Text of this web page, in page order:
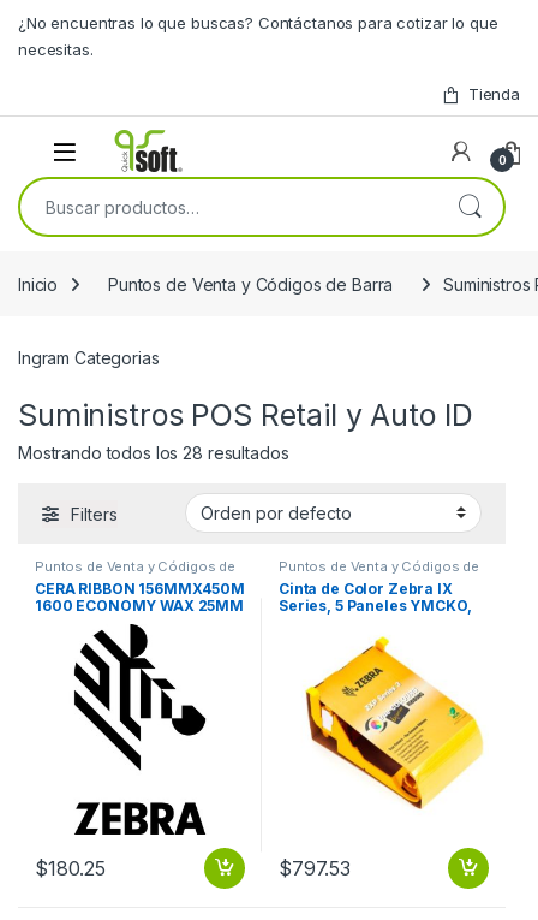
¿No encuentras lo que buscas? Contáctanos para cotizar lo que
necesitas.
Tienda
0
Buscar por:
Inicio Puntos de Venta y Códigos de Barra Suministros
Ingram Categorias
Suministros POS Retail y Auto ID
Mostrando todos los 28 resultados
Filters
Puntos de Venta y Códigos de
Barra, Suministros POS Retail y
Auto ID
CERA RIBBON 156MMX450M
1600 ECONOMY WAX 25MM
$180.25
Puntos de Venta y Códigos de
Barra Suministros POS Retail y
Auto ID
Cinta de Color Zebra IX
Series, 5 Paneles YMCKO,
YMCKO 200 IMAGES
$797.53